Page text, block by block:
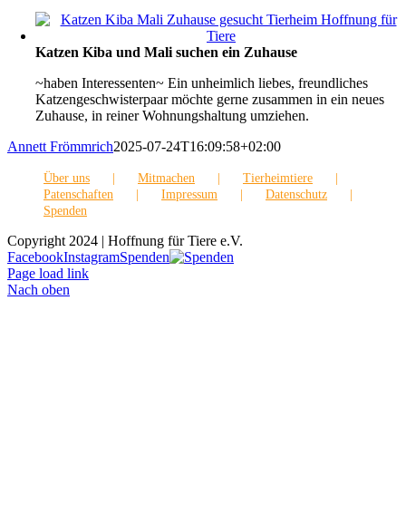
Katzen Kiba und Mali suchen ein Zuhause
~haben Interessenten~ Ein unheimlich liebes, freundliches
Katzengeschwisterpaar möchte gerne zusammen in ein neues
Zuhause, in reiner Wohnungshaltung umziehen.
Annett Frömmrich2025-07-24T16:09:58+02:00
Über uns Mitmachen
Tierheimtiere
Patenschaften
Impressum
Datenschutz
Spenden
Copyright 2024 | Hoffnung für Tiere e.V.
FacebookInstagramSpenden
Page load link
Nach oben